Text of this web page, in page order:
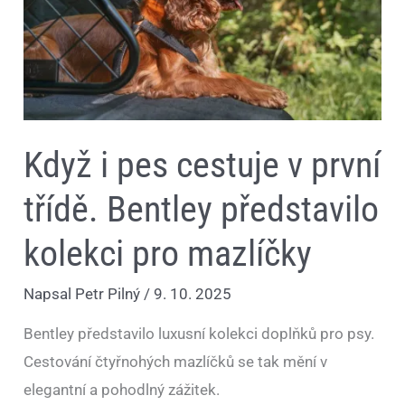
Když i pes cestuje v první
třídě. Bentley představilo
kolekci pro mazlíčky
Napsal Petr Pilný/ 9. 10. 2025
Bentley představilo luxusní kolekci doplňků pro psy.
Cestování čtyřnohých mazlíčků se tak mění v
elegantní a pohodlný zážitek.
představilo
kolekci
pro
mazlíčky